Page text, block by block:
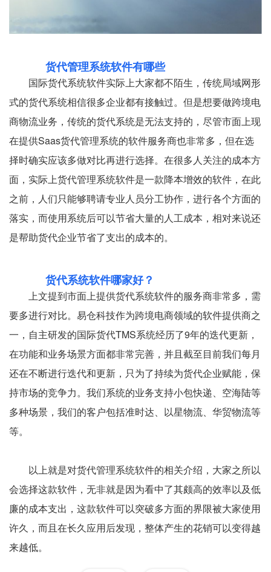
货代管理系统软件有哪些
国际货代系统软件实际上大家都不陌生，传统局域网形
式的货代系统相信很多企业都有接触过。但是想要做跨境电
商物流业务，传统的货代系统是无法支持的，尽管市面上现
在提供Saas货代管理系统的软件服务商也非常多，但在选
择时确实应该多做对比再进行选择。在很多人关注的成本方
面，实际上货代管理系统软件是一款降本增效的软件，在此
之前，人们只能够聘请专业人员分工协作，进行各个方面的
落实，而使用系统后可以节省大量的人工成本，相对来说还
是帮助货代企业节省了支出的成本的。
货代系统软件哪家好？
上文提到市面上提供货代系统软件的服务商非常多，需
要多进行对比。易仓科技作为跨境电商领域的软件提供商之
一，自主研发的国际货代TMS系统经历了9年的迭代更新，
在功能和业务场景方面都非常完善，并且截至目前我们每月
还在不断进行迭代和更新，只为了持续为货代企业赋能，保
持市场的竞争力。我们系统的业务支持小包快递、空海陆等
多种场景，我们的客户包括准时达、以星物流、华贸物流等
等。
以上就是对货代管理系统软件的相关介绍，大家之所以
会选择这款软件，无非就是因为看中了其颇高的效率以及低
廉的成本支出，这款软件可以突破多方面的界限被大家使用
许久，而且在长久应用后发现，整体产生的花销可以变得越
来越低。